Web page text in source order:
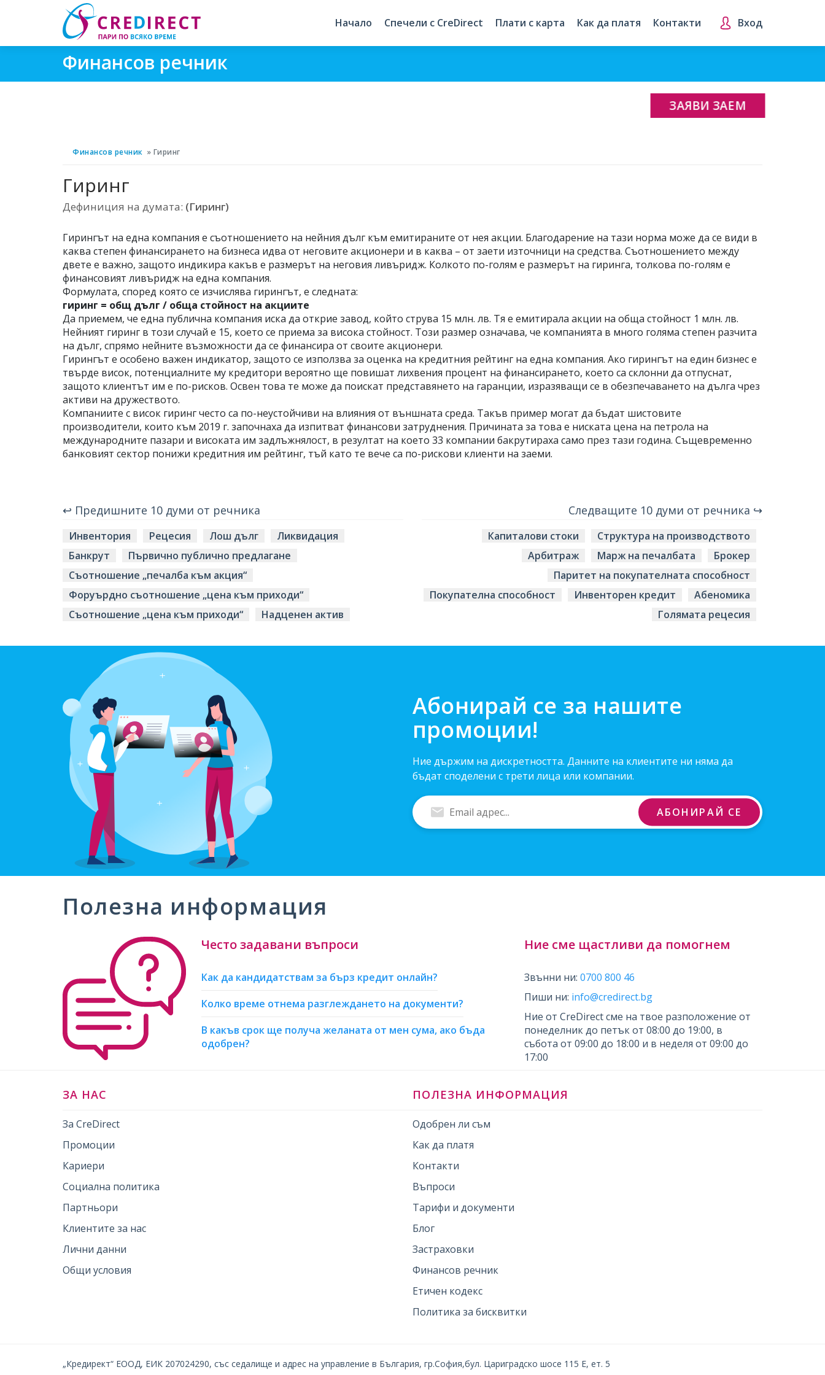
Начало Спечели с CreDirect Плати с карта Как да платя Контакти Вход
Финансов речник
ЗАЯВИ ЗАЕМ
Финансов речник Гиринг
Гиринг
Дефиниция на думата: (Гиринг)
Гирингът на една компания е съотношението на нейния дълг към емитираните от нея акции. Благодарение на тази норма може да се види в
каква степен финансирането на бизнеса идва от неговите акционери и в каква – от заети източници на средства. Съотношението между
двете е важно, защото индикира какъв е размерът на неговия ливъридж. Колкото по-голям е размерът на гиринга, толкова по-голям е
финансовият ливъридж на една компания.
Формулата, според която се изчислява гирингът, е следната:
гиринг = общ дълг / обща стойност на акциите
Да приемем, че една публична компания иска да открие завод, който струва 15 млн. лв. Тя е емитирала акции на обща стойност 1 млн. лв.
Нейният гиринг в този случай е 15, което се приема за висока стойност. Този размер означава, че компанията в много голяма степен разчита
на дълг, спрямо нейните възможности да се финансира от своите акционери.
Гирингът е особено важен индикатор, защото се използва за оценка на кредитния рейтинг на една компания. Ако гирингът на един бизнес е
твърде висок, потенциалните му кредитори вероятно ще повишат лихвения процент на финансирането, което са склонни да отпуснат,
защото клиентът им е по-рисков. Освен това те може да поискат представянето на гаранции, изразяващи се в обезпечаването на дълга чрез
активи на дружеството.
Компаниите с висок гиринг често са по-неустойчиви на влияния от външната среда. Такъв пример могат да бъдат шистовите
производители, които към 2019 г. започнаха да изпитват финансови затруднения. Причината за това е ниската цена на петрола на
международните пазари и високата им задлъжнялост, в резултат на което 33 компании бакрутираха само през тази година. Същевременно
банковият сектор понижи кредитния им рейтинг, тъй като те вече са по-рискови клиенти на заеми.
↩ Предишните 10 думи от речника
Инвентория Рецесия Лош дълг
Ликвидация
Банкрут
Първично публично предлагане
Съотношение „печалба към акция“
Форуърдно съотношение „цена към приходи“
Съотношение „цена към приходи“
Надценен актив
Следващите 10 думи от речника ↪
Капиталови стоки
Структура на производството
Арбитраж
Марж на печалбата
Брокер
Паритет на покупателната способност
Покупателна способност
Инвенторен кредит
Абеномика
Голямата рецесия
Абонирай се за нашите
промоции!
Ние държим на дискретността. Данните на клиентите ни няма да
бъдат споделени с трети лица или компании.
Въведи
Email
адрес
АБОНИРАЙ СЕ
Полезна информация
Често задавани въпроси
Как да кандидатствам за бърз кредит онлайн?
Колко време отнема разглеждането на документи?
В какъв срок ще получа желаната от мен сума, ако бъда
одобрен?
Ние сме щастливи да помогнем
Звънни ни:0700 800 46
Пиши ни: info@credirect.bg
Ние от CreDirect сме на твое разположение от
понеделник до петък от 08:00 до 19:00, в
събота от 09:00 до 18:00 и в неделя от 09:00 до
17:00
ЗА НАС
За CreDirect
Промоции
Кариери
Социална политика
Партньори
Клиентите за нас
Лични данни
Общи условия
ПОЛЕЗНА ИНФОРМАЦИЯ
Одобрен ли съм
Как да платя
Контакти
Въпроси
Тарифи и документи
Блог
Застраховки
Финансов речник
Етичен кодекс
Политика за бисквитки
„Кредирект“ ЕООД, ЕИК 207024290, със седалище и адрес на управление в България, гр.София,бул. Цариградско шосе 115 Е, ет. 5